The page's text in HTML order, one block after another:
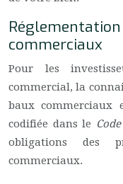
commerciaux
Pour les
commercial, la
baux commerciaux
codifiée dans le
obligations des
commerciaux.